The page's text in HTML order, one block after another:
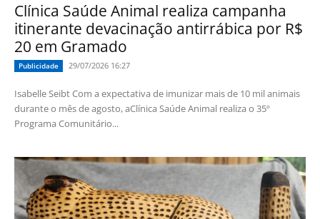
Clínica Saúde Animal realiza campanha
itinerante devacinação antirrábica por R$
20 em Gramado
Publicidade 29/07/2026 16:27
Isabelle Seibt Com a expectativa de imunizar mais de 10 mil animais
durante o mês de agosto, aClínica Saúde Animal realiza o 35º
Programa Comunitário...